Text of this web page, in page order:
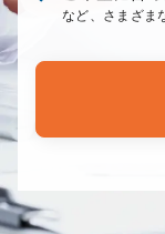
など、さまざま